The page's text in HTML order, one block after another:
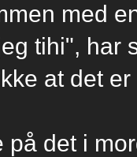
med
tihi", har
at det
på det i